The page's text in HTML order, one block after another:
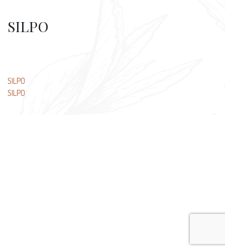
SILPO
Beitragsnavigation
SILPO
SILPO